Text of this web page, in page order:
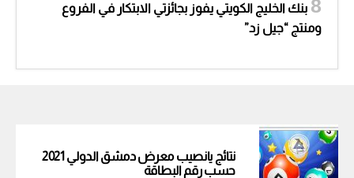
بنك الخليج الكويتي يفوز بجائزتي الابتكار في الفروع
ومنتج “جيل زد”
نتائج يانصيب معرض دمشق الدولي 2021
حسب رقم البطاقة